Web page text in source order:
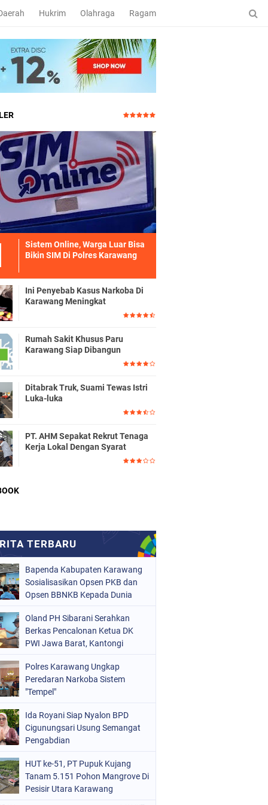
Hukrim Olahraga Ragam
Sistem Online, Warga Luar Bisa
Bikin SIM Di Polres Karawang
Ini Penyebab Kasus Narkoba Di
Karawang Meningkat
Rumah Sakit Khusus Paru
Karawang Siap Dibangun
Ditabrak Truk, Suami Tewas Istri
Luka-luka
PT. AHM Sepakat Rekrut Tenaga
Kerja Lokal Dengan Syarat
Bapenda Kabupaten Karawang
Sosialisasikan Opsen PKB dan
Opsen BBNKB Kepada Dunia
Oland PH Sibarani Serahkan
Berkas Pencalonan Ketua DK
PWI Jawa Barat, Kantongi
Polres Karawang Ungkap
Peredaran Narkoba Sistem
"Tempel"
Ida Royani Siap Nyalon BPD
Cigunungsari Usung Semangat
Pengabdian
HUT ke-51, PT Pupuk Kujang
Tanam 5.151 Pohon Mangrove Di
Pesisir Utara Karawang